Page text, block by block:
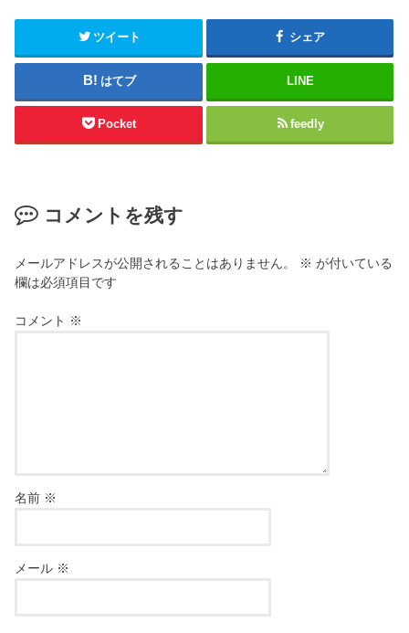
ツイート シェア
はてブ LINE
Pocket feedly
コメントを残す
メールアドレスが公開されることはありません。 ※ が付いている
欄は必須項目です
コメント ※
名前 ※
メール ※